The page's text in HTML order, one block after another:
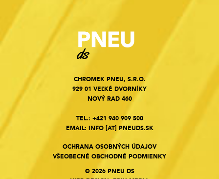
CHROMEK PNEU, S.R.O.
929 01 VEĽKÉ DVORNÍKY
NOVÝ RAD 460
TEL.: +421 940 909 500
EMAIL: INFO[AT] PNEUDS.SK
OCHRANA OSOBNÝCH ÚDAJOV
VŠEOBECNÉ OBCHODNÉ PODMIENKY
© 2026 PNEU DS